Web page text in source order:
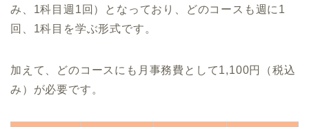
み、1科目週1回）となっており、どのコースも週に1
回、1科目を学ぶ形式です。
加えて、どのコースにも月事務費として1,100円（税込
み）が必要です。